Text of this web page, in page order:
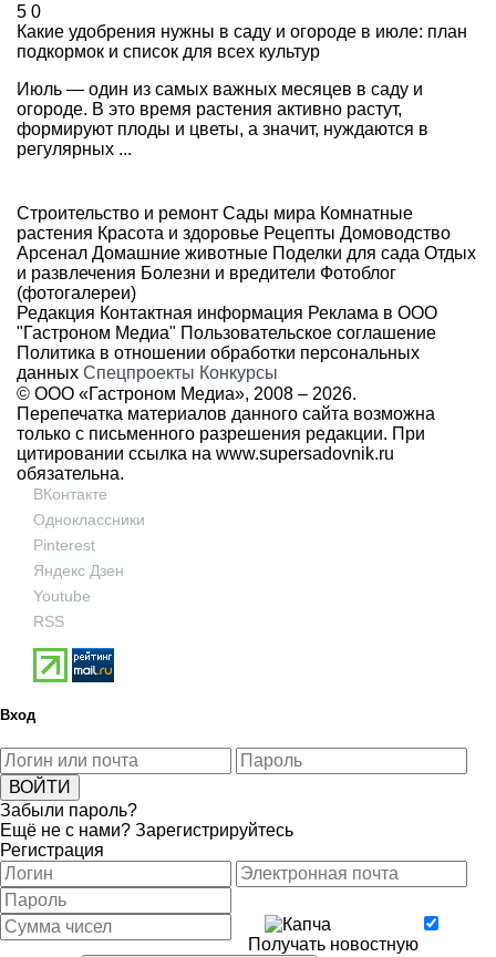
5 0
Какие удобрения нужны в саду и огороде в июле: план
подкормок и список для всех культур
Июль — один из самых важных месяцев в саду и
огороде. В это время растения активно растут,
формируют плоды и цветы, а значит, нуждаются в
регулярных ...
Строительство и ремонт Сады мира Комнатные
растения Красота и здоровье Рецепты Домоводство
Арсенал Домашние животные Поделки для сада Отдых
и развлечения Болезни и вредители Фотоблог
(фотогалереи)
Редакция Контактная информация Реклама в ООО
"Гастроном Медиа" Пользовательское соглашение
Политика в отношении обработки персональных
данных Спецпроекты Конкурсы
© ООО «Гастроном Медиа», 2008 – 2026.
Перепечатка материалов данного сайта возможна
только с письменного разрешения редакции. При
цитировании ссылка на www.supersadovnik.ru
обязательна.
ВКонтакте
Одноклассники
Pinterest
Яндекс Дзен
Youtube
RSS
Вход
Забыли пароль?
Ещё не с нами? Зарегистрируйтесь
Регистрация
Получать новостную